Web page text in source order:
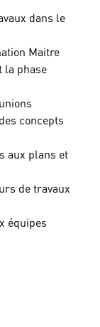
dans le
Maitre
la phase
concepts
aux plans et
de travaux
équipes